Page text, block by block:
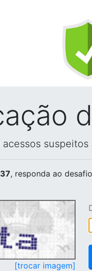
, responda ao
[trocar imagem]